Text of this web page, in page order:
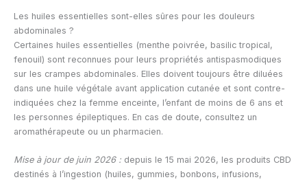
Les huiles essentielles sont-elles sûres pour les douleurs
abdominales ?
Certaines huiles essentielles (menthe poivrée, basilic tropical,
fenouil) sont reconnues pour leurs propriétés antispasmodiques
sur les crampes abdominales. Elles doivent toujours être diluées
dans une huile végétale avant application cutanée et sont contre-
indiquées chez la femme enceinte, l’enfant de moins de 6 ans et
les personnes épileptiques. En cas de doute, consultez un
aromathérapeute ou un pharmacien.
Mise à jour de juin 2026 : depuis le 15 mai 2026, les produits CBD
destinés à l’ingestion (huiles, gummies, bonbons, infusions,